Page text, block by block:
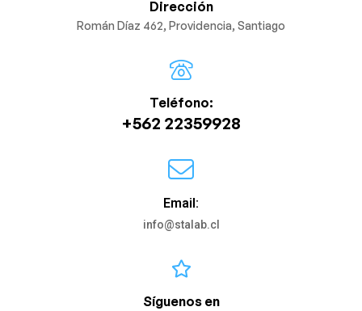
Dirección
Román Díaz 462, Providencia, Santiago
Teléfono:
+562 22359928
Email:
info@stalab.cl
Síguenos en